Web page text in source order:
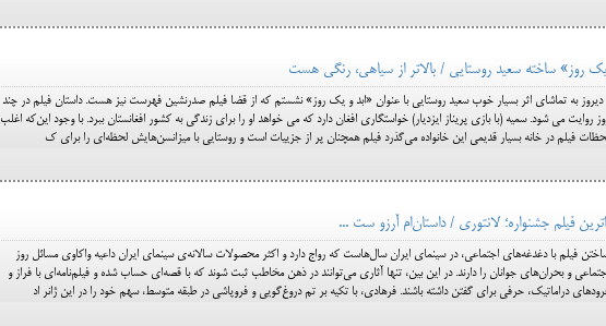
یک روز» ساخته سعید روستایی / بالاتر از سیاهی، رنگی هست
دیروز به تماشای اثر بسیار خوب سعید روستایی با عنوان «ابد و یک روز» نشستم که از قضا فیلم صدرنشین فهرست نیز هست. داستان فیلم در چند
روایت می شود. سمیه (با بازی پریناز ایزدیار) خواستگاری افغان دارد که می خواهد او را برای زندگی به کشور افغانستان ببرد. با وجود این‌که اغلب
فیلم در خانه بسیار قدیمی این خانواده می‌گذرد فیلم همچنان پر از جزییات است و روستایی با میزانسن‌هایش لحظه‌ای را برای ک
فیلم جشنواره؛ لانتوری / داستان‌ام آرزو ست ...
فیلم با دغدغه‌های اجتماعی، در سینمای ایران سال‌هاست که رواج دارد و اکثر محصولات سالانه‌ی سینمای ایران داعیه واکاوی مسائل روز
و بحران‌های جوانان را دارند. در این بین، تنها آثاری می‌توانند در ذهن مخاطب ثبت شوند که با قصه‌ای حساب شده و فیلم‌نامه‌ای با فراز و
دراماتیک، حرفی برای گفتن داشته باشند. فرهادی، با تکیه بر تم دروغ‌گویی و فروپاشی در طبقه متوسط، سهم خود را در این ژانر اد